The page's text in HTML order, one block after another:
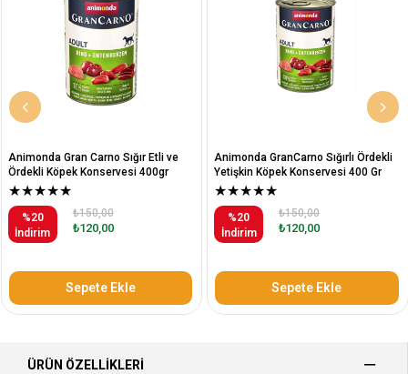
Animonda Gran Carno Sığır Etli ve
Ördekli Köpek Konservesi 400gr
★★★★★
%20
İndirim
₺120,00
₺150,00
Sepete Ekle
Animonda GranCarno Sığırlı Ördekli
Yetişkin Köpek Konservesi 400 Gr
★★★★★
%20
İndirim
₺120,00
₺150,00
Sepete Ekle
ÜRÜN ÖZELLIKLERI